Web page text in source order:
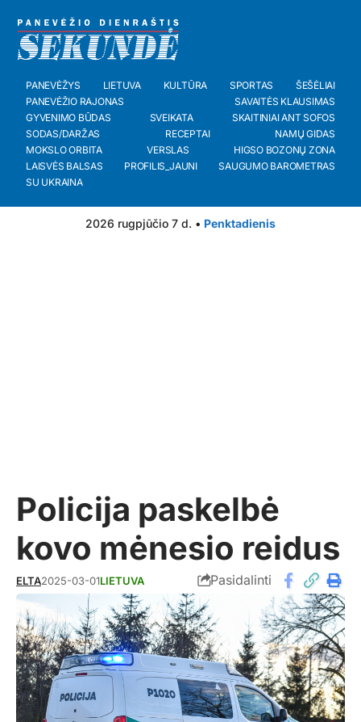
PANEVĖŽYS LIETUVA KULTŪRA SPORTAS
ŠEŠĖLIAI
PANEVĖŽIO RAJONAS
SAVAITĖS KLAUSIMAS
GYVENIMO BŪDAS
SVEIKATA
SKAITINIAI ANT SOFOS
SODAS/DARŽAS
RECEPTAI
NAMŲ GIDAS
MOKSLO ORBITA
VERSLAS
HIGSO BOZONŲ ZONA
LAISVĖS BALSAS
PROFILIS_JAUNI
SAUGUMO BAROMETRAS
SU UKRAINA
2026 rugpjūčio 7 d. • Penktadienis
Policija paskelbė
kovo mėnesio reidus
ELTA2025-03-01LIETUVA Pasidalinti